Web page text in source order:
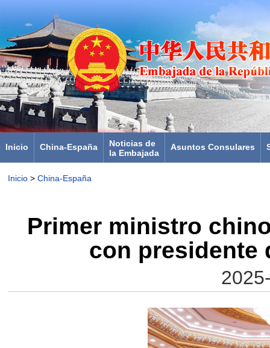
Inicio China-España
Noticias de
la Embajada
Asuntos Consulares
Inicio> China-España
Primer ministro
con presidente